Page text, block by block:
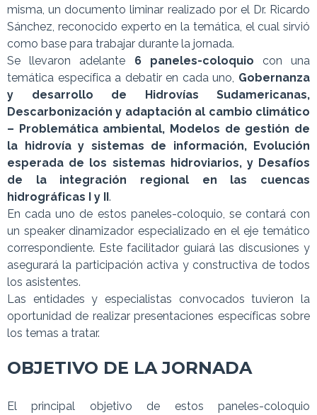
misma, un documento liminar realizado por el Dr. Ricardo
Sánchez, reconocido experto en la temática, el cual sirvió
como base para trabajar durante la jornada.
Se llevaron adelante 6 paneles-coloquio con una
temática específica a debatir en cada uno, Gobernanza
y desarrollo de Hidrovías Sudamericanas,
Descarbonización y adaptación al cambio climático
– Problemática ambiental, Modelos de gestión de
la hidrovía y sistemas de información, Evolución
esperada de los sistemas hidroviarios, y Desafíos
de la integración regional en las cuencas
hidrográficas I y II.
En cada uno de estos paneles-coloquio, se contará con
un speaker dinamizador especializado en el eje temático
correspondiente. Este facilitador guiará las discusiones y
asegurará la participación activa y constructiva de todos
los asistentes.
Las entidades y especialistas convocados tuvieron la
oportunidad de realizar presentaciones específicas sobre
los temas a tratar.
OBJETIVO DE LA JORNADA
El principal objetivo de estos paneles-coloquio